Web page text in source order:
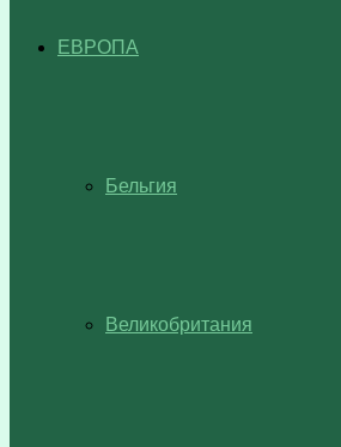
ЕВРОПА
Бельгия
Великобритания